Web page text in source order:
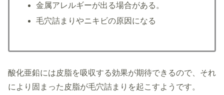
金属アレルギーが出る場合がある。
毛穴詰まりやニキビの原因になる
酸化亜鉛には皮脂を吸収する効果が期待できるので、それ
により固まった皮脂が毛穴詰まりを起こすようです。